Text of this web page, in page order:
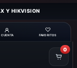
Y HIKVISION
CUENTA
♡
FAVORITOS
0